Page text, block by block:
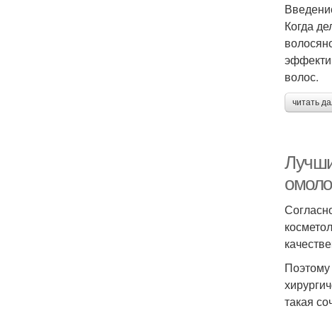
Когда
волос.
читать
такая